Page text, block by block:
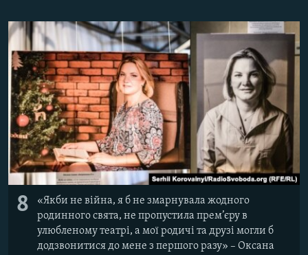
8
«Якби не війна, я б не змарнувала жодного
родинного свята, не пропустила прем’єру в
улюбленому театрі, а мої родичі та друзі могли б
додзвонитися до мене з першого разу» – Оксана